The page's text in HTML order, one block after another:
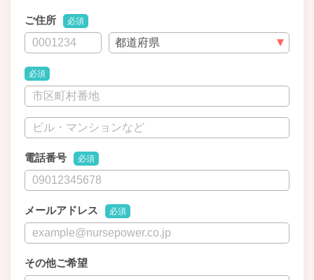
ご住所 必須
必須
電話番号 必須
メールアドレス 必須
その他ご希望